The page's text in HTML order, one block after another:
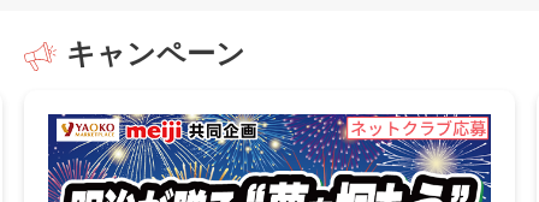
キャンペーン